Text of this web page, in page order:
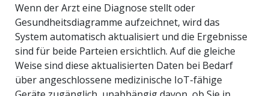
Wenn der Arzt eine Diagnose stellt oder
Gesundheitsdiagramme aufzeichnet, wird das
System automatisch aktualisiert und die Ergebnisse
sind für beide Parteien ersichtlich. Auf die gleiche
Weise sind diese aktualisierten Daten bei Bedarf
über angeschlossene medizinische IoT-fähige